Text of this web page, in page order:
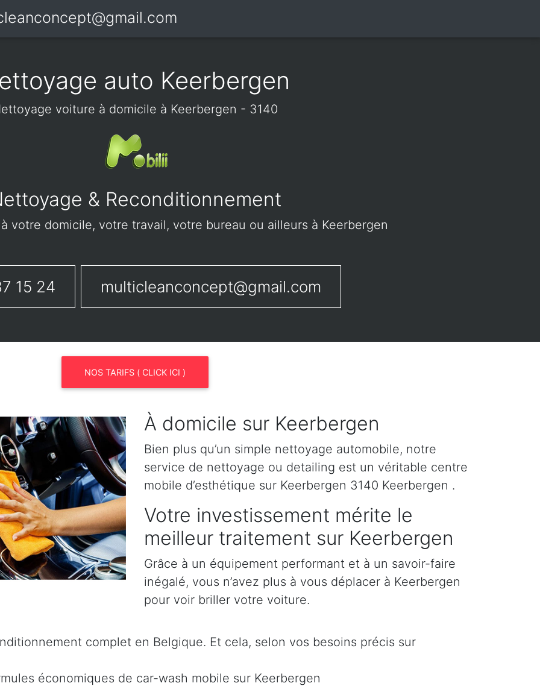
auto Keerbergen
voiture à domicile à Keerbergen - 3140
& Reconditionnement
votre domicile, votre travail, votre bureau ou ailleurs à Keerbergen
15 24 multicleanconcept@gmail.com
NOS TARIFS ( CLICK ICI )
À domicile sur Keerbergen
Bien plus qu’un simple nettoyage automobile, notre
service de nettoyage ou detailing est un véritable centre
mobile d’esthétique sur Keerbergen 3140 Keerbergen .
Votre investissement mérite le
meilleur traitement sur Keerbergen
Grâce à un équipement performant et à un savoir-faire
inégalé, vous n’avez plus à vous déplacer à Keerbergen
pour voir briller votre voiture.
complet en Belgique. Et cela, selon vos besoins précis sur
économiques de car-wash mobile sur Keerbergen